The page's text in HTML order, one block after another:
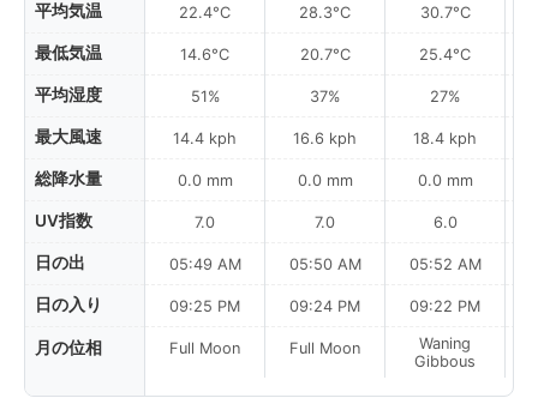
平均気温
最低気温
平均湿度
最大風速
総降水量
UV指数
日の出
日の入り
月の位相
22.4°C
14.6°C
51%
14.4 kph
0.0 mm
7.0
05:49 AM
09:25 PM
Full Moon
28.3°C
20.7°C
37%
16.6 kph
0.0 mm
7.0
05:50 AM
09:24 PM
Full Moon
30.7°C
25.4°C
27%
18.4 kph
0.0 mm
6.0
05:52 AM
09:22 PM
Waning
Gibbous